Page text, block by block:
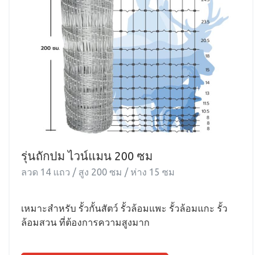
รุ่นถักปม ไวน์แมน 200 ซม
ลวด 14 แถว / สูง 200 ซม / ห่าง 15 ซม
เหมาะสำหรับ รั้วกั้นสัตว์ รั้วล้อมแพะ รั้วล้อมแกะ รั้ว
ล้อมสวน ที่ต้องการความสูงมาก